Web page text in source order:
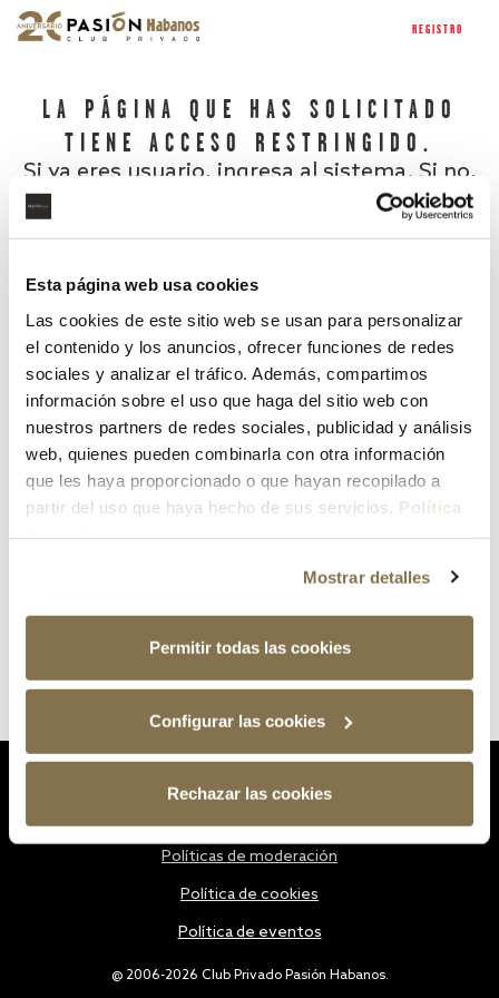
Esta página web usa cookies
Las cookies de este sitio web se usan para personalizar
el contenido y los anuncios, ofrecer funciones de redes
sociales y analizar el tráfico. Además, compartimos
información sobre el uso que haga del sitio web con
nuestros partners de redes sociales, publicidad y análisis
web, quienes pueden combinarla con otra información
que les haya proporcionado o que hayan recopilado a
partir del uso que haya hecho de sus servicios. Política
Mostrar detalles
Permitir todas las cookies
Configurar las cookies
Rechazar las cookies
REGISTRO
LA PÁGINA QUE HAS SOLICITADO
TIENE ACCESO RESTRINGIDO.
Si ya eres usuario, ingresa al sistema. Si no,
¿Has olvidado tu contraseña?
@ 2006-2026 Club Privado Pasión Habanos.
Políticas de moderación
Política de cookies
Política de eventos